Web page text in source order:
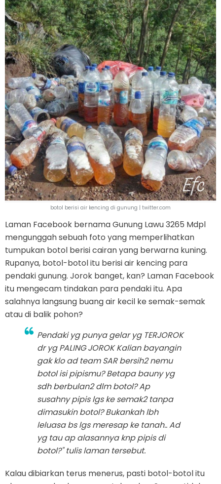
botol berisi air kencing di gunung | twitter.com
Laman Facebook bernama Gunung Lawu 3265 Mdpl
mengunggah sebuah foto yang memperlihatkan
tumpukan botol berisi cairan yang berwarna kuning.
Rupanya, botol-botol itu berisi air kencing para
pendaki gunung. Jorok banget, kan? Laman Facebook
itu mengecam tindakan para pendaki itu. Apa
salahnya langsung buang air kecil ke semak-semak
atau di balik pohon?
Pendaki yg punya gelar yg TERJOROK
dr yg PALING JOROK Kalian bayangin
gak klo ad team SAR bersih2 nemu
botol isi pipismu? Betapa bauny yg
sdh berbulan2 dlm botol? Ap
susahny pipis lgs ke semak2 tanpa
dimasukin botol? Bukankah lbh
leluasa bs lgs meresap ke tanah.. Ad
yg tau ap alasannya knp pipis di
botol?" tulis laman tersebut.
Kalau dibiarkan terus menerus, pasti botol-botol itu